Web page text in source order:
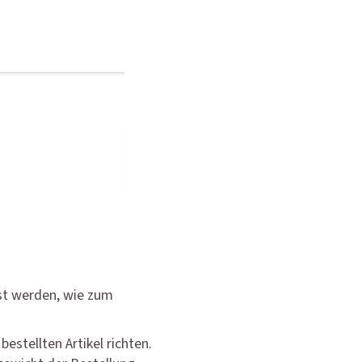
werden, wie zum
Artikel richten.